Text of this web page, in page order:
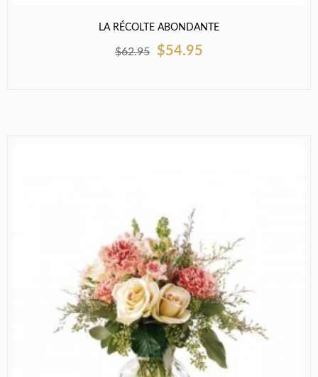
LA RÉCOLTE ABONDANTE
$62.95 $54.95